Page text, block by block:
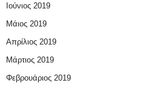
Ιούνιος 2019
Μάιος 2019
Απρίλιος 2019
Μάρτιος 2019
Φεβρουάριος 2019